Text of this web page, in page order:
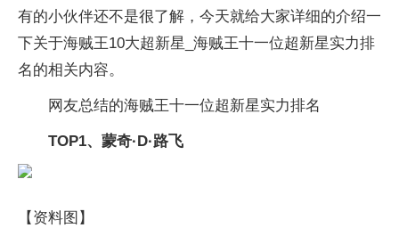
有的小伙伴还不是很了解，今天就给大家详细的介绍一
下关于海贼王10大超新星_海贼王十一位超新星实力排
名的相关内容。
网友总结的海贼王十一位超新星实力排名
TOP1、蒙奇·D·路飞
【资料图】